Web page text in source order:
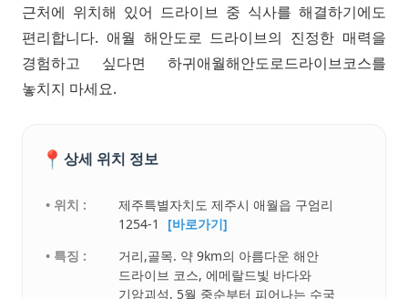
근처에 위치해 있어 드라이브 중 식사를 해결하기에도
편리합니다. 애월 해안도로 드라이브의 진정한 매력을
경험하고 싶다면 하귀애월해안도로드라이브코스를
놓치지 마세요.
📍 상세 위치 정보
• 위치 :
제주특별자치도 제주시 애월읍 구엄리
1254-1
[바로가기]
• 특징 :
거리,골목. 약 9km의 아름다운 해안
드라이브 코스, 에메랄드빛 바다와
기암괴석, 5월 중순부터 피어나는 수국